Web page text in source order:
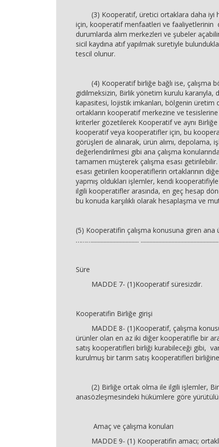
(3) Kooperatif, üretici ortaklara daha iyi
için, kooperatif menfaatleri ve faaliyetlerinin
durumlarda alım merkezleri ve şubeler
sicil kaydına atıf yapılmak suretiyle
tescil olunur.
(4) Kooperatif birliğe bağlı ise, çalışma
gidilmeksizin, Birlik yönetim kurulu kararıyla,
kapasitesi, lojistik imkanları, bölgenin üretim
ortakların kooperatif merkezine ve
kriterler gözetilerek Kooperatif ve aynı Birliğe
kooperatif veya kooperatifler için, bu
görüşleri de alınarak, ürün alımı, depolama,
değerlendirilmesi gibi ana çalışma
tamamen müşterek çalışma esası
esası getirilen kooperatiflerin ortaklarının
yapmış oldukları işlemler, kendi kooperatifiyle
ilgili kooperatifler arasında, en geç hesap
bu konuda karşılıklı olarak hesaplaşma ve
(5) Kooperatifin çalışma konusuna giren ana
………................................
Süre
MADDE 7- (1)Kooperatif süresizdir.
Kooperatifin Birliğe girişi
MADDE 8- (1)Kooperatif, çalışma
ürünler olan en az iki diğer kooperatifle bir
satış kooperatifleri birliği kurabileceği gibi,
kurulmuş bir tarım satış kooperatifleri
(2) Birliğe ortak olma ile ilgili işlemler,
anasözleşmesindeki hükümlere göre
Amaç ve çalışma konuları
MADDE 9- (1) Kooperatifin amacı;